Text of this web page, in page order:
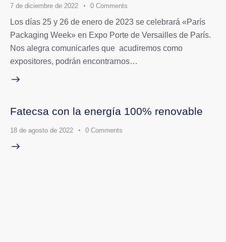
7 de diciembre de 2022 0 Comments
Los días 25 y 26 de enero de 2023 se celebrará «París
Packaging Week» en Expo Porte de Versailles de París.
Nos alegra comunicarles que acudiremos como
expositores, podrán encontrarnos…
Fatecsa con la energía 100% renovable
18 de agosto de 2022 0 Comments